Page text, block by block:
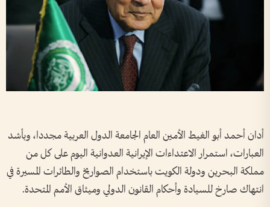
أدان أحمد أبو الغيط الأمين العام الجامعة الدول العربية مجددا، وبأشد
العبارات، استمرار الاعتداءات الإيرانية العدوانية اليوم على كل من
مملكة البحرين ودولة الكويت باستخدام الصواريخ والطائرات المسيرة في
انتهاك صارخ للسيادة وأحكام القانون الدولي وميثاق الأمم المتحدة.